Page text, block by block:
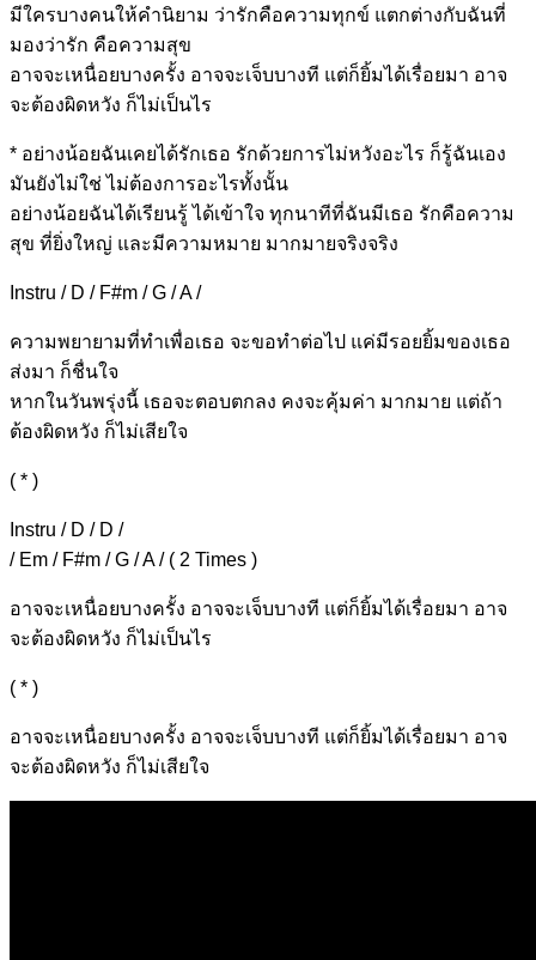
มีใครบางคนให้คำนิยาม ว่ารักคือความทุกข์ แตกต่างกับฉันที่
มองว่ารัก คือความสุข
อาจจะเหนื่อยบางครั้ง อาจจะเจ็บบางที แต่ก็ยิ้มได้เรื่อยมา อาจ
จะต้องผิดหวัง ก็ไม่เป็นไร
* อย่างน้อยฉันเคยได้รักเธอ รักด้วยการไม่หวังอะไร ก็รู้ฉันเอง
มันยังไม่ใช่ไม่ต้องการอะไรทั้งนั้น
อย่างน้อยฉันได้เรียนรู้ ได้เข้าใจ ทุกนาทีที่ฉันมีเธอ รักคือความ
สุข ที่ยิ่งใหญ่ และมีความหมาย มากมายจริงจริง
Instru / D / F#m / G / A /
ความพยายามที่ทำเพื่อเธอ จะขอทำต่อไป แค่มีรอยยิ้มของเธอ
ส่งมา ก็ชื่นใจ
หากในวันพรุ่งนี้ เธอจะตอบตกลง คงจะคุ้มค่า มากมาย แต่ถ้า
ต้องผิดหวัง ก็ไม่เสียใจ
( * )
Instru / D / D /
/ Em / F#m / G / A / ( 2 Times )
อาจจะเหนื่อยบางครั้ง อาจจะเจ็บบางที แต่ก็ยิ้มได้เรื่อยมา อาจ
จะต้องผิดหวัง ก็ไม่เป็นไร
( * )
อาจจะเหนื่อยบางครั้ง อาจจะเจ็บบางที แต่ก็ยิ้มได้เรื่อยมา อาจ
จะต้องผิดหวัง ก็ไม่เสียใจ